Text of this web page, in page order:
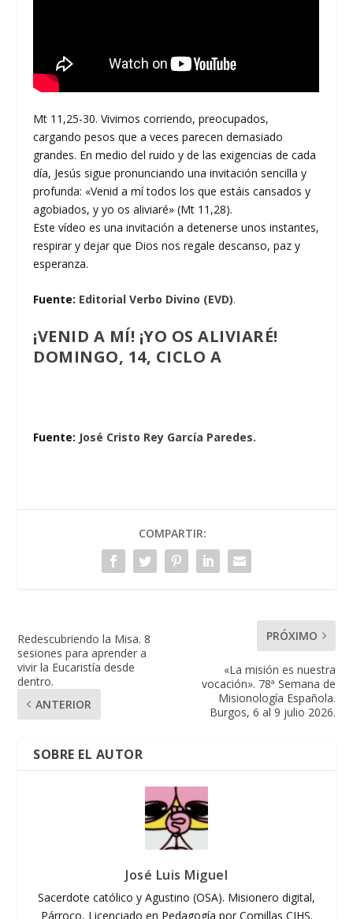
Mt 11,25-30. Vivimos corriendo, preocupados,
cargando pesos que a veces parecen demasiado
grandes. En medio del ruido y de las exigencias de cada
día, Jesús sigue pronunciando una invitación sencilla y
profunda: «Venid a mí todos los que estáis cansados y
agobiados, y yo os aliviaré» (Mt 11,28).
Este vídeo es una invitación a detenerse unos instantes,
respirar y dejar que Dios nos regale descanso, paz y
esperanza.
Fuente: Editorial Verbo Divino (EVD).
¡VENID A MÍ! ¡YO OS ALIVIARÉ!
DOMINGO, 14, CICLO A
Fuente: José Cristo Rey García Paredes.
COMPARTIR:
Redescubriendo la Misa. 8
sesiones para aprender a
vivir la Eucaristía desde
dentro.
ANTERIOR
PRÓXIMO
«La misión es nuestra
vocación». 78ª Semana de
Misionología Española.
Burgos, 6 al 9 julio 2026.
SOBRE EL AUTOR
José Luis Miguel
Sacerdote católico y Agustino (OSA). Misionero digital,
Párroco, Licenciado en Pedagogía por Comillas CIHS.